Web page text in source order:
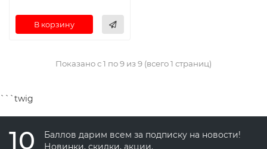
В корзину
Показано с 1 по 9 из 9 (всего 1 страниц)
```twig
10
Баллов дарим всем за подписку на новости!
Новинки, скидки, акции.